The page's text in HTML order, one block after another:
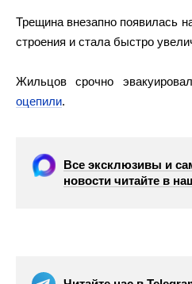
Трещина внезапно появилась
строения и стала быстро
Жильцов срочно
оцепили.
Все эксклюзивы и
новости читайте в